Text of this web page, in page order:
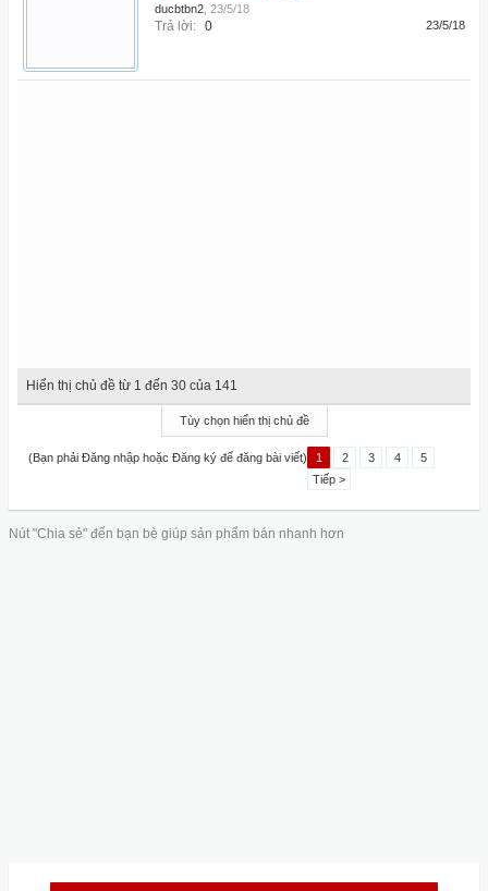
ducbtbn2 23/5/18
Trả lời: 0 23/5/18
Hiển thị chủ đề từ 1 đến 30 của 141
Tùy chọn hiển thị chủ đề
(Bạn phải Đăng nhập hoặc Đăng ký để đăng bài viết) 1 2 3 4
5
Tiếp >
Nút "Chia sẻ" đến bạn bè giúp sản phẩm bán nhanh hơn